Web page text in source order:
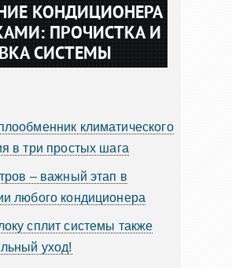
КОНДИЦИОНЕРА
ПРОЧИСТКА И
СИСТЕМЫ
климатического
в три простых шага
– важный этап в
любого кондиционера
сплит системы также
уход!